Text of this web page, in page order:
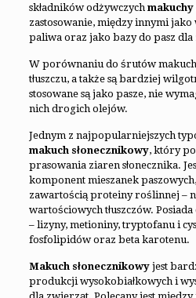
składników odżywczychmakuchy
zastosowanie, między innymi
paliwa oraz jako bazy do pasz
W porównaniu do śrutów
tłuszczu, a także są bardziej
stosowane są jako pasze, nie
nich drogich olejów.
Jednym z najpopularniejszych
makuch słonecznikowy, który
prasowania ziaren słonecznika.
komponent mieszanek
zawartością proteiny roślinnej –
wartościowych tłuszczów.
– lizyny, metioniny, tryptofanu i
fosfolipidów oraz beta karotenu.
Makuch słonecznikowy jest
produkcji wysokobiałkowych i